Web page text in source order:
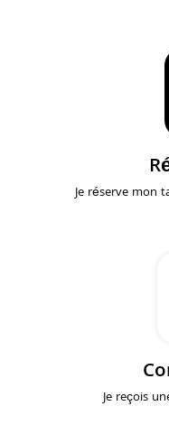
Je réserve mon
Je reçois